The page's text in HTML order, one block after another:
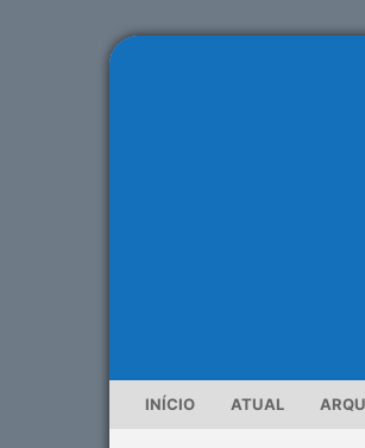
INÍCIO ATUAL